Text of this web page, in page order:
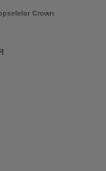
Crown